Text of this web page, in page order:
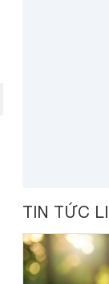
TIN TỨC